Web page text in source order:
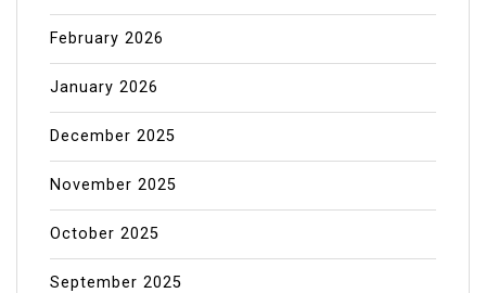
February 2026
January 2026
December 2025
November 2025
October 2025
September 2025